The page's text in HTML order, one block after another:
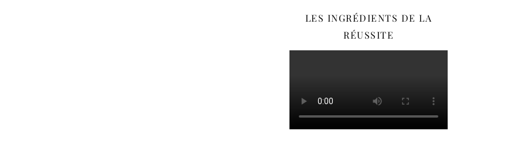
LES INGRÉDIENTS DE LA
RÉUSSITE